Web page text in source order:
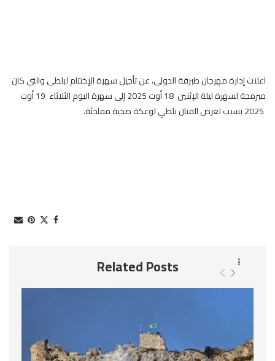
اعلنت إدارة مهرجان طبرقة الدولي، عن تأجيل سهرة الإختتام لبلطي والتي كان
مبرمجة لسهرة ليلة الإثنين 18 أوت 2025 إلى سهرة اليوم الثلاثاء 19 أوت
Related Posts